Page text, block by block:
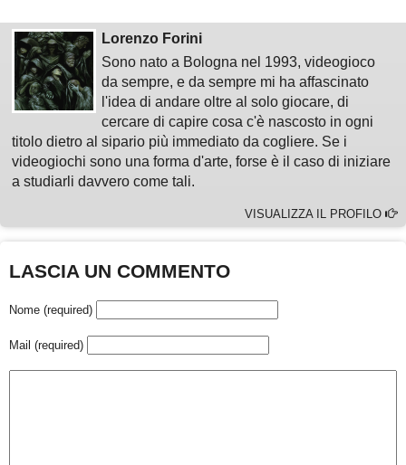
Lorenzo Forini
Sono nato a Bologna nel 1993, videogioco
da sempre, e da sempre mi ha affascinato
l'idea di andare oltre al solo giocare, di
cercare di capire cosa c'è nascosto in ogni
titolo dietro al sipario più immediato da cogliere. Se i
videogiochi sono una forma d'arte, forse è il caso di iniziare
a studiarli davvero come tali.
VISUALIZZA IL PROFILO
LASCIA UN COMMENTO
Nome (required)
Mail (required)